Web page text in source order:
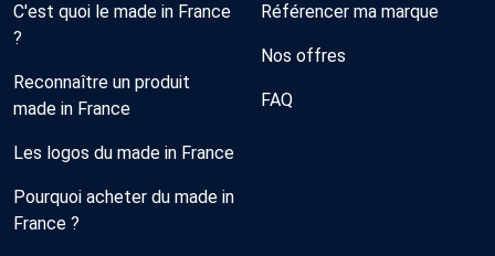
C'est quoi le made in France
?
Reconnaître un produit
made in France
Les logos du made in France
Pourquoi acheter du made in
France ?
Référencer ma marque
Nos offres
FAQ